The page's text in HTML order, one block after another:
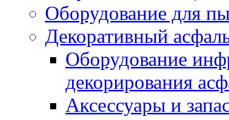
Оборудование для
Декоративный
Оборудование
декорирования
Аксессуары и